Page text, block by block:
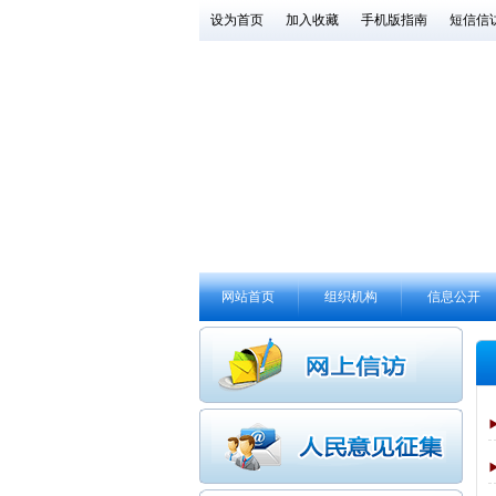
设为首页 加入收藏 手机版指南 短信信
网站首页 组织机构 信息公开